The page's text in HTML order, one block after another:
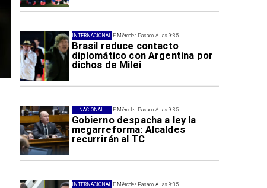
El Miércoles Pasado A Las 9:35
Brasil reduce contacto
diplomático con Argentina por
dichos de Milei
INTERNACIONAL
El Miércoles Pasado A Las 9:35
Gobierno despacha a ley la
megarreforma: Alcaldes
recurrirán al TC
NACIONAL
El Miércoles Pasado A Las 9:35
INTERNACIONAL